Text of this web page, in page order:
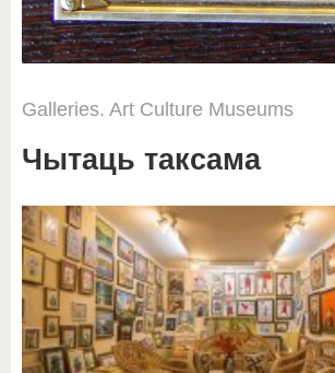
Galleries. Art Culture Museums
Чытаць таксама